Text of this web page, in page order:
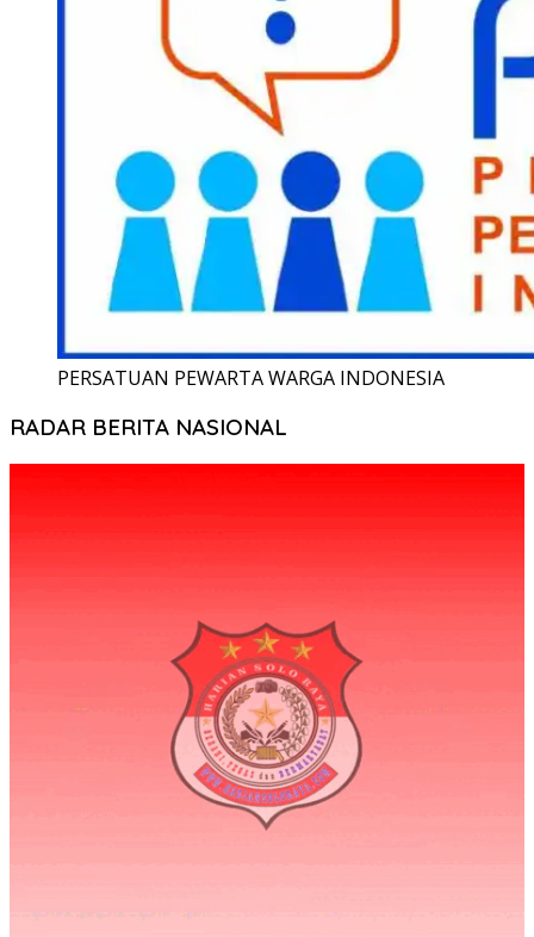
PERSATUAN PEWARTA WARGA INDONESIA
RADAR BERITA NASIONAL